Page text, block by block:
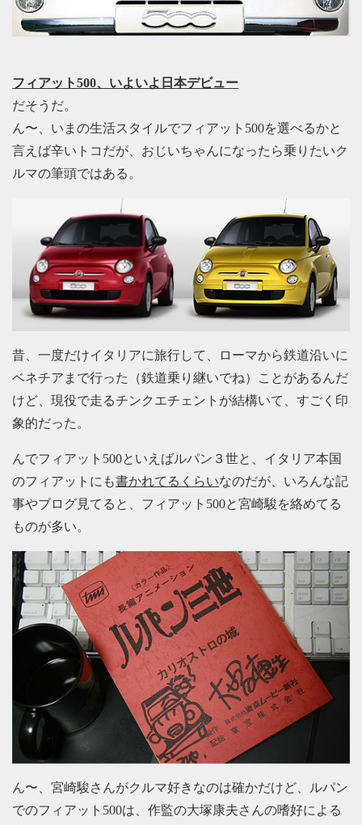
フィアット500、いよいよ日本デビュー
だそうだ。
ん〜、いまの生活スタイルでフィアット500を選べるかと
言えば辛いトコだが、おじいちゃんになったら乗りたいク
ルマの筆頭ではある。
昔、一度だけイタリアに旅行して、ローマから鉄道沿いに
ベネチアまで行った（鉄道乗り継いでね）ことがあるんだ
けど、現役で走るチンクエチェントが結構いて、すごく印
象的だった。
んでフィアット500といえばルパン３世と、イタリア本国
のフィアットにも書かれてるくらいなのだが、いろんな記
事やブログ見てると、フィアット500と宮崎駿を絡めてる
ものが多い。
ん〜、宮崎駿さんがクルマ好きなのは確かだけど、ルパン
でのフィアット500は、作監の大塚康夫さんの嗜好による